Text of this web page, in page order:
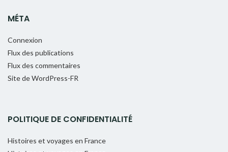
MÉTA
Connexion
Flux des publications
Flux des commentaires
Site de WordPress-FR
POLITIQUE DE CONFIDENTIALITÉ
Histoires et voyages en France